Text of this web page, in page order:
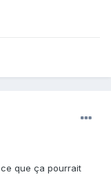
que ça pourrait